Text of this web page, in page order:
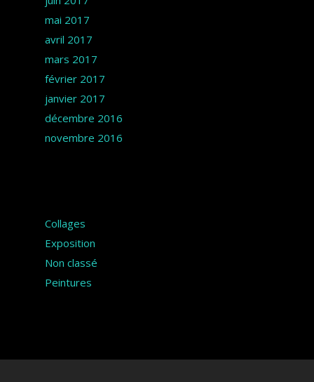
mai 2017
avril 2017
mars 2017
février 2017
janvier 2017
décembre 2016
novembre 2016
Collages
Exposition
Non classé
Peintures